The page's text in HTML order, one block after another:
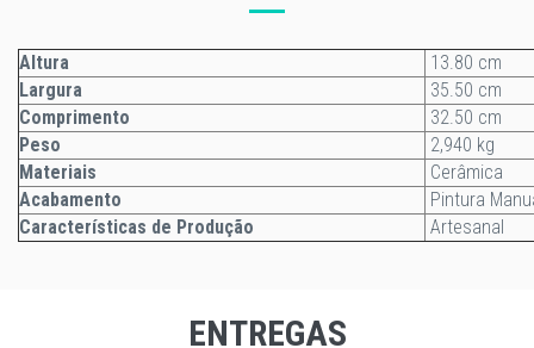
Altura
13.80 cm
Largura
35.50 cm
Comprimento
32.50 cm
Peso
2,940 kg
Materiais
Cerâmica
Acabamento
Pintura
Características de Produção
Artesanal
ENTREGAS